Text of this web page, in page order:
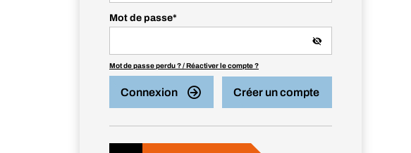
Mot de passe*
Mot de passe perdu ? / Réactiver le compte ?
Connexion Créer un compte